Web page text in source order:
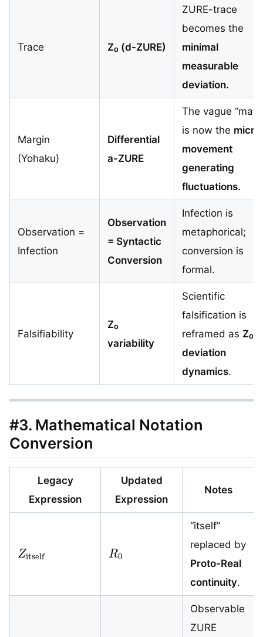
Trace Z₀ (d-ZURE)
ZURE-trace
becomes the
minimal
measurable
deviation.
Margin
(Yohaku)
Differential
a-ZURE
The vague
is now the
movement
generating
fluctuations.
Observation =
Infection
Observation
= Syntactic
Conversion
Infection is
metaphorical;
conversion is
formal.
Falsifiability
Z₀
variability
Scientific
falsification is
reframed as Z₀
deviation
dynamics.
#3. Mathematical Notation
Conversion
Legacy
Expression
Updated
Expression
Notes
Zitself R0
“itself”
replaced by
Proto-Real
continuity.
Observable
ZURE